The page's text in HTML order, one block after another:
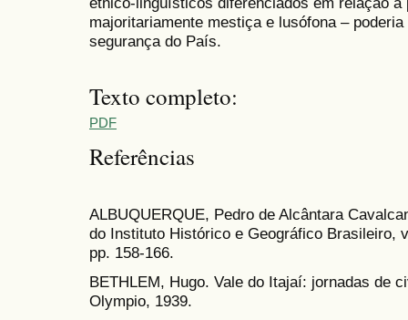
majoritariamente mestiça e lusófona –
segurança do País.
Texto completo:
PDF
Referências
ALBUQUERQUE, Pedro de Alcântara
do Instituto Histórico e Geográfico Brasileiro,
pp. 158-166.
BETHLEM, Hugo. Vale do Itajaí: jornadas de
Olympio, 1939.